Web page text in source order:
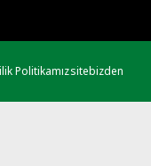
Politikamızsitebizden